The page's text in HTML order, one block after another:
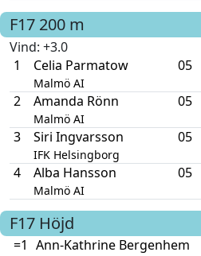
F17 200 m
Vind: +3.0
1
Celia Parmatow
Malmö AI
05
2 Amanda Rönn
Malmö AI
05
3 Siri Ingvarsson
IFK Helsingborg
05
4 Alba Hansson
Malmö AI
05
F17 Höjd
=1 Ann-Kathrine Bergenhem